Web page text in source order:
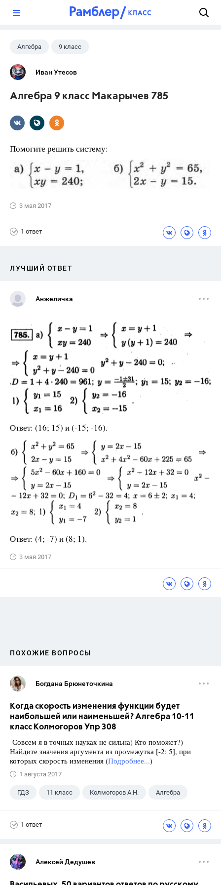
Алгебра 9 класс
Иван Утесов
Алгебра 9 класс Макарычев 785
Помогите решить систему:
3 мая 2017
1 ответ
ЛУЧШИЙ ОТВЕТ
Анжеличка
Ответ: (16; 15) и (-15; -16).
Ответ: (4; -7) и (8; 1).
3 мая 2017
ПОХОЖИЕ ВОПРОСЫ
Богдана Брюнеточкина
Когда скорость изменения функции будет
наибольшей или наименьшей? Алгебра 10-11
класс Колмогоров Упр 308
Совсем я в точных науках не сильна) Кто поможет?)
Найдите значения аргумента из промежутка [-2; 5], при
которых скорость изменения (Подробнее...)
1 августа 2017
ГДЗ 11 класс Колмогоров А.Н. Алгебра
1 ответ
Алексей Дедушев